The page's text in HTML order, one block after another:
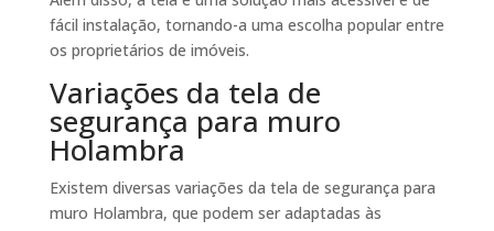
fácil instalação, tornando-a uma escolha popular entre
os proprietários de imóveis.
Variações da tela de
segurança para muro
Holambra
Existem diversas variações da tela de segurança para
muro Holambra, que podem ser adaptadas às